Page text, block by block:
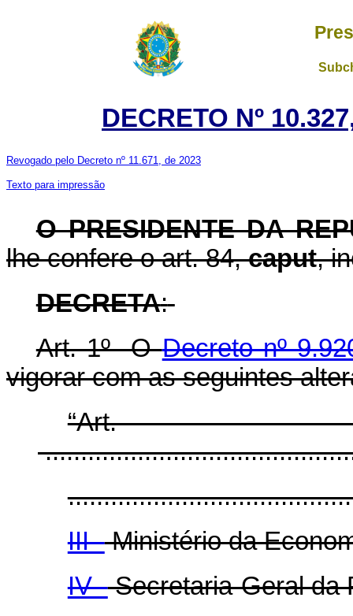
DECRETO Nº
Revogado pelo Decreto nº 11.671, de 2023
Texto para impressão
O PRESIDENTE DA
lhe confere o art. 84,caput,
DECRETA:
Art. 1º ODecreto nº
vigorar com as seguintes
III -Ministério da
IV -Secretaria-Geral da